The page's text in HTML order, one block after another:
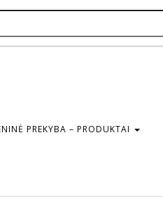
PREKYBA – PRODUKTAI